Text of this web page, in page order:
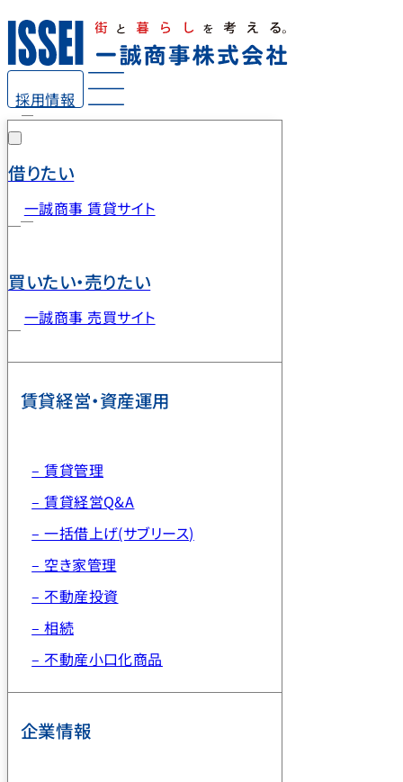
採用情報
借りたい
一誠商事 賃貸サイト
買いたい・売りたい
一誠商事 売買サイト
賃貸経営・資産運用
– 賃貸管理
– 賃貸経営Q&A
– 一括借上げ(サブリース)
– 空き家管理
– 不動産投資
– 相続
– 不動産小口化商品
企業情報